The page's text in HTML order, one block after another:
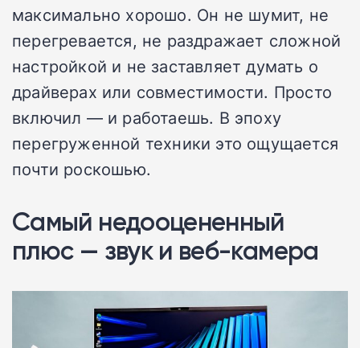
максимально хорошо. Он не шумит, не
перегревается, не раздражает сложной
настройкой и не заставляет думать о
драйверах или совместимости. Просто
включил — и работаешь. В эпоху
перегруженной техники это ощущается
почти роскошью.
Самый недооцененный
плюс — звук и веб-камера